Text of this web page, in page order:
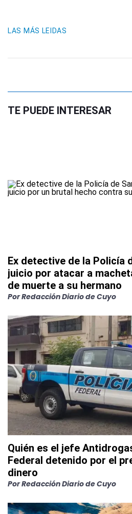
LAS MÁS LEIDAS
TE PUEDE INTERESAR
Ex detective de la Policía
juicio por atacar a
de muerte a su hermano
PorRedacción Diario de Cuyo
Quién es el jefe
Federal detenido por el
dinero
PorRedacción Diario de Cuyo